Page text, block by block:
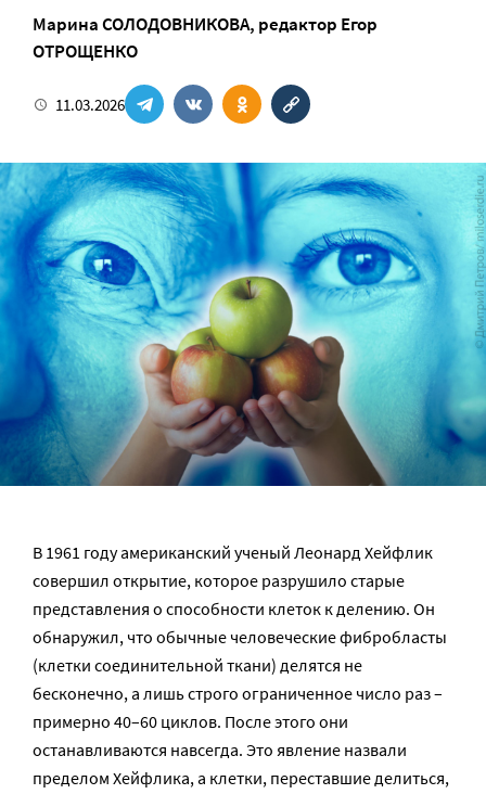
Марина СОЛОДОВНИКОВА, редактор Егор
ОТРОЩЕНКО
11.03.2026
В 1961 году американский ученый Леонард Хейфлик
совершил открытие, которое разрушило старые
представления о способности клеток к делению. Он
обнаружил, что обычные человеческие фибробласты
(клетки соединительной ткани) делятся не
бесконечно, а лишь строго ограниченное число раз –
примерно 40–60 циклов. После этого они
останавливаются навсегда. Это явление назвали
пределом Хейфлика, а клетки, переставшие делиться,